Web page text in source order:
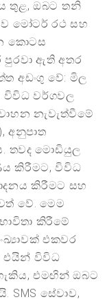
තුළ, ඔබට තනි
මෝටර් රථ සහ
කොටස
පුරවා ඇති අතර
අඩංගු වේ: මිල
වර්ගවල
නැවැත්වීමේ
අනුපාත
තවද මොඩියුල
කිරීමට, විවිධ
කිරීමට සහ
වේ. මෙම
කිරීමේ
එකවර
එයින් විවිධ
එමඟින් ඔබට
SMS සේවාව,